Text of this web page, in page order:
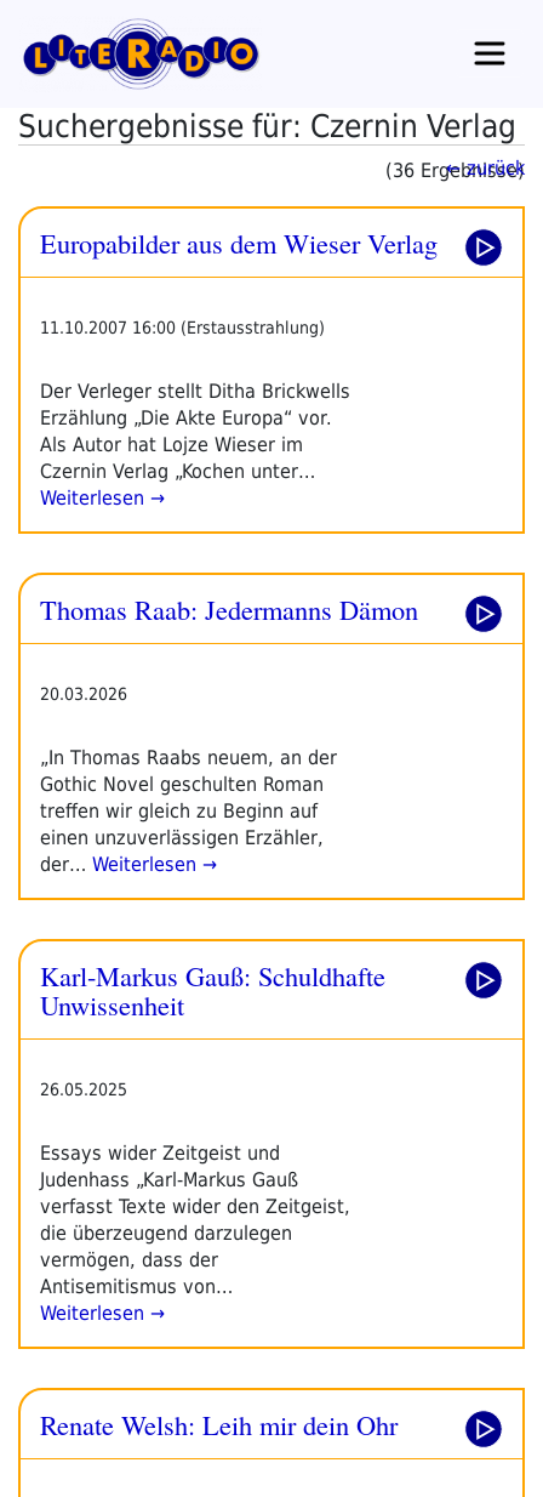
Inhalt
springen
Suchergebnisse für: Czernin Verlag
(36 Ergebnisse)
← zurück
Europabilder aus dem Wieser Verlag
11.10.2007 16:00 (Erstausstrahlung)
Der Verleger stellt Ditha Brickwells
Erzählung „Die Akte Europa“ vor.
Als Autor hat Lojze Wieser im
Czernin Verlag „Kochen unter…
Weiterlesen →
Thomas Raab: Jedermanns Dämon
20.03.2026
„In Thomas Raabs neuem, an der
Gothic Novel geschulten Roman
treffen wir gleich zu Beginn auf
einen unzuverlässigen Erzähler,
der… Weiterlesen →
Karl-Markus Gauß: Schuldhafte
Unwissenheit
26.05.2025
Essays wider Zeitgeist und
Judenhass „Karl-Markus Gauß
verfasst Texte wider den Zeitgeist,
die überzeugend darzulegen
vermögen, dass der
Antisemitismus von…
Weiterlesen →
Renate Welsh: Leih mir dein Ohr